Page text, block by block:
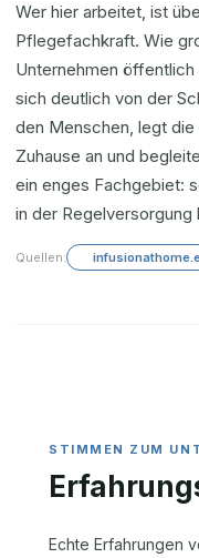
Wer hier arbeitet, ist
Pflegefachkraft. Wie
Unternehmen
sich deutlich von der
den Menschen, legt
Zuhause an und
ein enges Fachgebiet:
in der
Quellen:
Echte Erfahrungen